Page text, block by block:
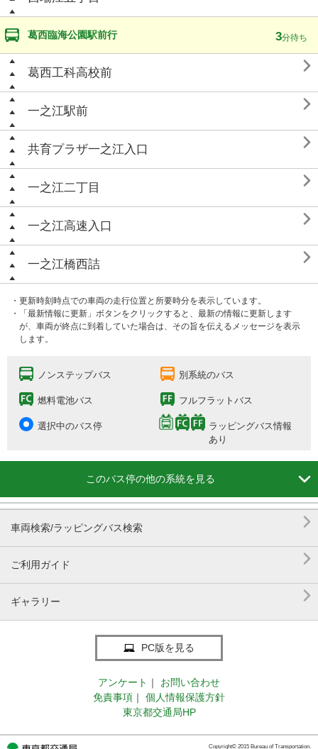
葛西臨海公園駅前行 3分待ち
葛西工科高校前 
一之江駅前 
共育プラザ一之江入口 
一之江二丁目 
一之江高速入口 
一之江橋西詰 
・更新時刻時点での車両の走行位置と所要時分を表示しています。
・「最新情報に更新」ボタンをクリックすると、最新の情報に更新します
が、車両が終点に到着していた場合は、その旨を伝えるメッセージを表示
します。
ノンステップバス 別系統のバス
燃料電池バス フルフラットバス
選択中のバス停
ラッピングバス情報
あり
このバス停の他の系統を見る 
車両検索/ラッピングバス検索 
ご利用ガイド 
ギャラリー 
PC版を見る
アンケート ｜
お問い合わせ
免責事項 ｜
個人情報保護方針
東京都交通局HP
Copyright© 2015 Bureau of Transportation.